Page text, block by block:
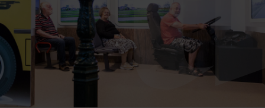
Wonen en zorg met Sensire
Meer over Sensire